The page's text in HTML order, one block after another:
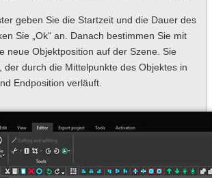
geben Sie die Startzeit und die Dauer des
Sie „Ok“ an. Danach bestimmen Sie mit
neue Objektposition auf der Szene. Sie
der durch die Mittelpunkte des Objektes in
Endposition verläuft.